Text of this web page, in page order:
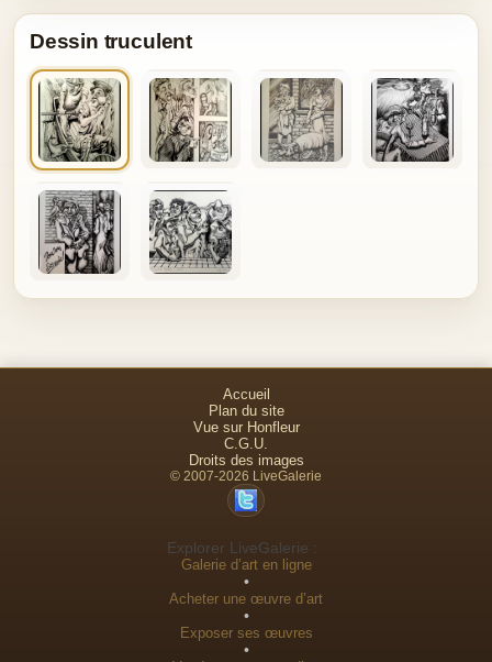
Dessin truculent
Accueil
Plan du site
Vue sur Honfleur
C.G.U.
Droits des images
© 2007-2026 LiveGalerie
Explorer LiveGalerie :
Galerie d’art en ligne
•
Acheter une œuvre d’art
•
Exposer ses œuvres
•